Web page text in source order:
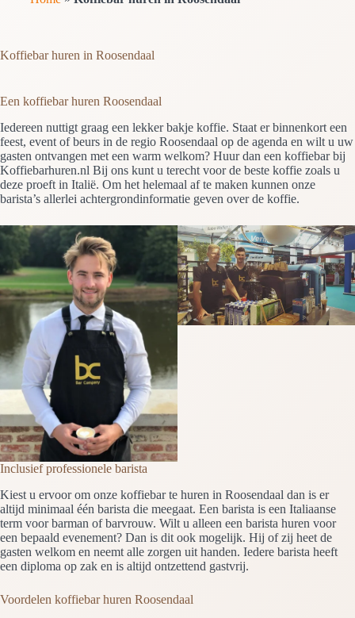
Koffiebar huren in Roosendaal
Een koffiebar huren Roosendaal
Iedereen nuttigt graag een lekker bakje koffie. Staat er binnenkort een
feest, event of beurs in de regio Roosendaal op de agenda en wilt u uw
gasten ontvangen met een warm welkom? Huur dan een koffiebar bij
Koffiebarhuren.nl Bij ons kunt u terecht voor de beste koffie zoals u
deze proeft in Italië. Om het helemaal af te maken kunnen onze
barista’s allerlei achtergrondinformatie geven over de koffie.
Inclusief professionele barista
Kiest u ervoor om onze koffiebar te huren in Roosendaal dan is er
altijd minimaal één barista die meegaat. Een barista is een Italiaanse
term voor barman of barvrouw. Wilt u alleen een barista huren voor
een bepaald evenement? Dan is dit ook mogelijk. Hij of zij heet de
gasten welkom en neemt alle zorgen uit handen. Iedere barista heeft
een diploma op zak en is altijd ontzettend gastvrij.
Voordelen koffiebar huren Roosendaal